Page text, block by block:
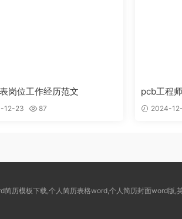
岗位工作经历范文
12-23 87
pcb工程
2024-
简历模板下载,个人简历表格word,个人简历封面word版,